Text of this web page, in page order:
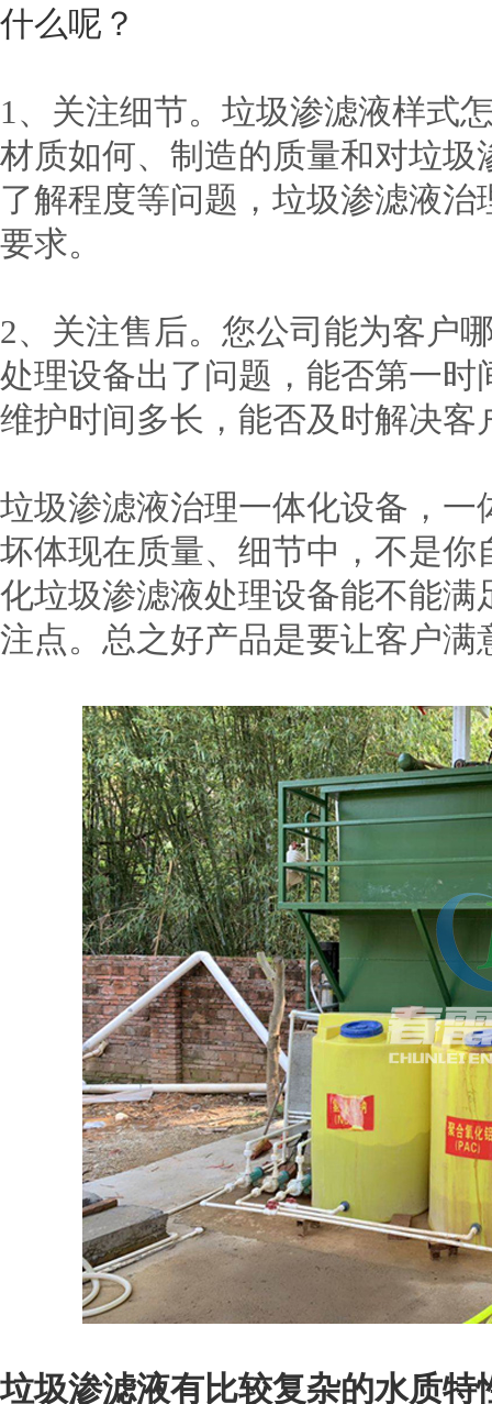
什么呢？
1、关注细节。垃圾渗滤液样式
材质如何、制造的质量和对垃
了解程度等问题，垃圾渗滤液
要求。
2、关注售后。您公司能为客户
处理设备出了问题，能否第一
维护时间多长，能否及时解决客
垃圾渗滤液治理一体化设备，
坏体现在质量、细节中，不是
化垃圾渗滤液处理设备能不能
注点。总之好产品是要让客户满
垃圾渗滤液有比较复杂的水质